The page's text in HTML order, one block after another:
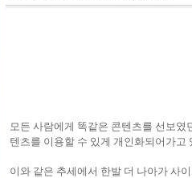
모든 사람에게 똑같은 콘텐츠를 선보
텐츠를 이용할 수 있게 개인화되어가고
이와 같은 추세에서 한발 더 나아가 사